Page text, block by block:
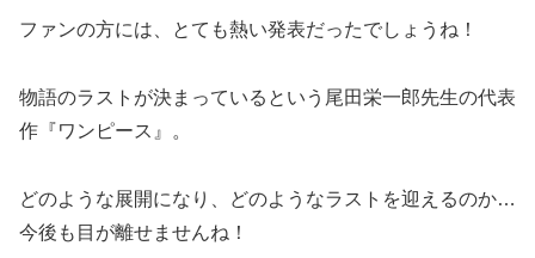
ファンの方には、とても熱い発表だったでしょうね！
物語のラストが決まっているという尾田栄一郎先生の代表
作『ワンピース』。
どのような展開になり、どのようなラストを迎えるのか…
今後も目が離せませんね！